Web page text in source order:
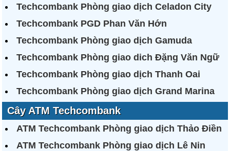
Techcombank Phòng giao dịch Celadon City
Techcombank PGD Phan Văn Hớn
Techcombank Phòng giao dịch Gamuda
Techcombank Phòng giao dich Đặng Văn Ngữ
Techcombank Phòng giao dịch Thanh Oai
Techcombank Phòng giao dịch Grand Marina
Cây ATM Techcombank
ATM Techcombank Phòng giao dịch Thảo Điền
ATM Techcombank Phòng giao dịch Lê Nin